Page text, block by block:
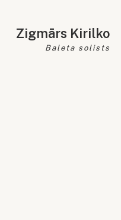
Zigmārs Kirilko
Baleta solists